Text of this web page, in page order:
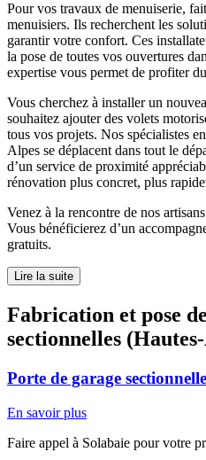
Pour vos travaux de menuiserie,
menuisiers. Ils recherchent les
garantir votre confort. Ces
la pose de toutes vos ouvertures
expertise vous permet de profiter
Vous cherchez à installer un
souhaitez ajouter des volets
tous vos projets. Nos spécialistes
Alpes se déplacent dans tout le
d’un service de proximité
rénovation plus concret, plus
Venez à la rencontre de nos
Vous bénéficierez d’un
gratuits.
Lire la suite
Fabrication et pose
sectionnelles
Porte de garage sectionnelle
En savoir plus
Faire appel à Solabaie pour votre